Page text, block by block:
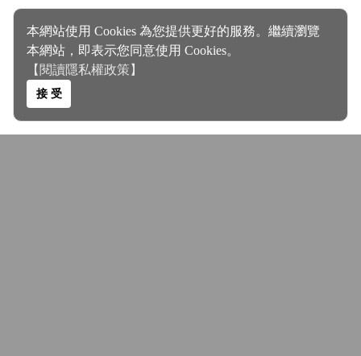
本網站使用 Cookies 為您提供更好的服務。繼續瀏覽
本網站，即表示您同意使用 Cookies。
【閱讀隱私權政策】
接 受